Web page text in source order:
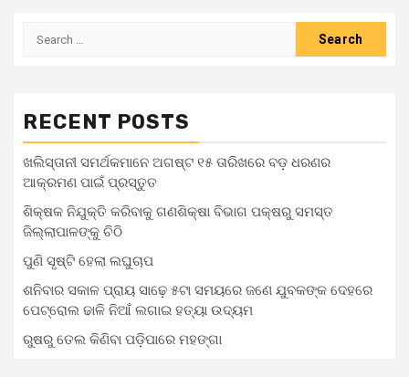
RECENT POSTS
ଖଲିସ୍ତାନୀ ସମର୍ଥକମାନେ ଅଗଷ୍ଟ ୧୫ ତାରିଖରେ ବଡ଼ ଧରଣର
ଆକ୍ରମଣ ପାଇଁ ପ୍ରସ୍ତୁତ
ଶିକ୍ଷକ ନିଯୁକ୍ତି କରିବାକୁ ଗଣଶିକ୍ଷା ବିଭାଗ ପକ୍ଷରୁ ସମସ୍ତ
ଜିଲ୍ଲାପାଳଙ୍କୁ ଚିଠି
ପୁଣି ସୃଷ୍ଟି ହେଲା ଲଘୁଚାପ
ଶନିବାର ସକାଳ ପ୍ରାୟ ସାଢ଼େ ୫ଟା ସମୟରେ ଜଣେ ଯୁବକଙ୍କ ଦେହରେ
ପେଟ୍ରୋଲ ଢାଳି ନିଆଁ ଲଗାଇ ହତ୍ୟା ଉଦ୍ୟମ
ରୁଷରୁ ତେଲ କିଣିବା ପଡ଼ିପାରେ ମହଙ୍ଗା